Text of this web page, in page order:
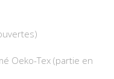
Oeko-Tex (partie en